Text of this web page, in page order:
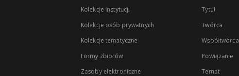
Kolekcje instytucji
Kolekcje osób prywatnych
Kolekcje tematyczne
Formy zbiorów
Zasoby elektroniczne
Tytuł
Twórca
Współtwórca
Powiązanie
Temat